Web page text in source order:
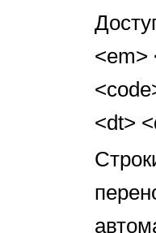
<em>
<dt>